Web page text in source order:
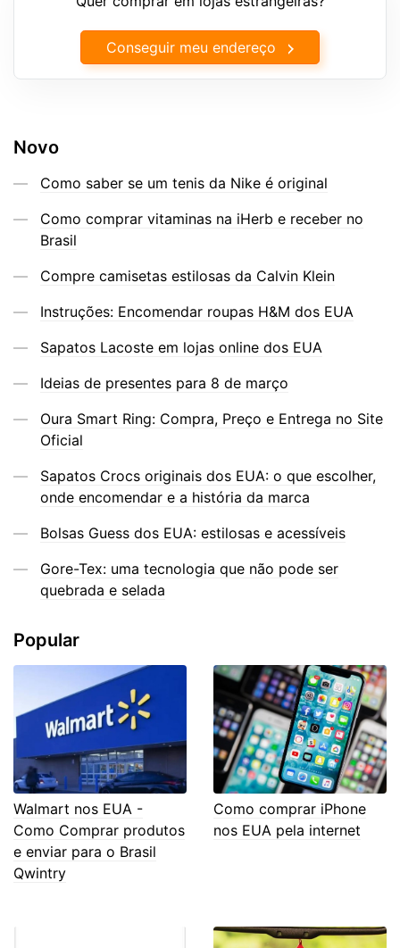
Conseguir meu endereço
Novo
Como saber se um tenis da Nike é original
Como comprar vitaminas na iHerb e receber no
Brasil
Compre camisetas estilosas da Calvin Klein
Instruções: Encomendar roupas H&M dos EUA
Sapatos Lacoste em lojas online dos EUA
Ideias de presentes para 8 de março
Oura Smart Ring: Compra, Preço e Entrega no Site
Oficial
Sapatos Crocs originais dos EUA: o que escolher,
onde encomendar e a história da marca
Bolsas Guess dos EUA: estilosas e acessíveis
Gore-Tex: uma tecnologia que não pode ser
quebrada e selada
Popular
Walmart nos EUA -
Como Comprar produtos
e enviar para o Brasil
Qwintry
Como comprar iPhone
nos EUA pela internet